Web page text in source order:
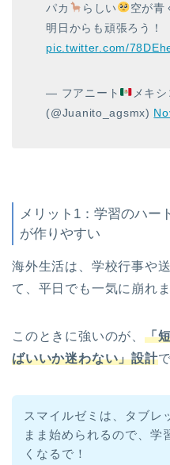
パカ
らしい
空が青
明日からも頑張ろう！
pic.twitter.com/
— フアニート
メキ
(@Juanito_agsmx)
メリット1：学習のハー
が作りやすい
海外生活は、学校行事や
て、平日でも一気に崩れま
このときに強いのが、 「
ばいいか迷わない」設計
スマイルゼミは、タブレ
まま始められるので、学
くなるで！